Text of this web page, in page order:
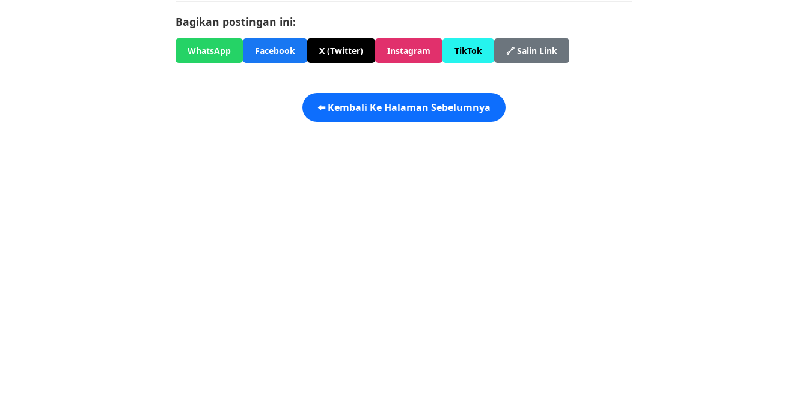
Bagikan postingan ini:
WhatsApp Facebook X (Twitter) Instagram TikTok 🔗 Salin Link
⬅️ Kembali Ke Halaman Sebelumnya